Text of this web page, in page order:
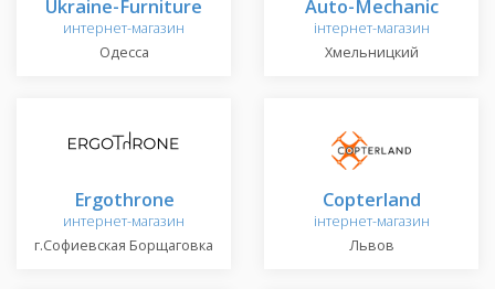
Ukraine-Furniture
интернет-магазин
Одесса
Auto-Mechanic
інтернет-магазин
Хмельницкий
Ergothrone
интернет-магазин
г.Софиевская Борщаговка
Copterland
інтернет-магазин
Львов